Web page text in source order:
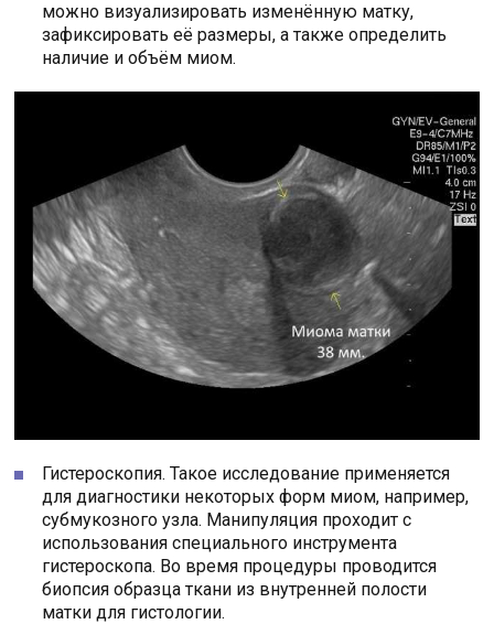
можно визуализировать изменённую матку,
зафиксировать её размеры, а также определить
наличие и объём миом.
Гистероскопия. Такое исследование применяется
для диагностики некоторых форм миом, например,
субмукозного узла. Манипуляция проходит с
использования специального инструмента
гистероскопа. Во время процедуры проводится
биопсия образца ткани из внутренней полости
матки для гистологии.